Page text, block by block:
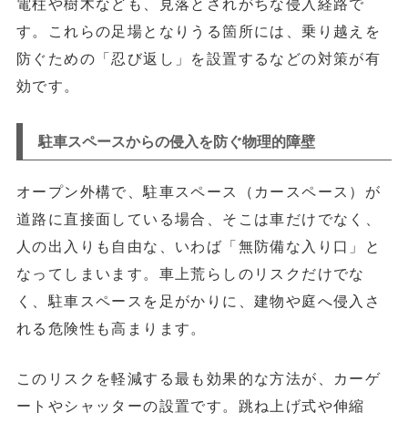
電柱や樹木なども、見落とされがちな侵入経路で
す。これらの足場となりうる箇所には、乗り越えを
防ぐための「忍び返し」を設置するなどの対策が有
効です。
駐車スペースからの侵入を防ぐ物理的障壁
オープン外構で、駐車スペース（カースペース）が
道路に直接面している場合、そこは車だけでなく、
人の出入りも自由な、いわば「無防備な入り口」と
なってしまいます。車上荒らしのリスクだけでな
く、駐車スペースを足がかりに、建物や庭へ侵入さ
れる危険性も高まります。
このリスクを軽減する最も効果的な方法が、
カーゲ
ートやシャッターの設置です。跳ね上げ式や伸縮